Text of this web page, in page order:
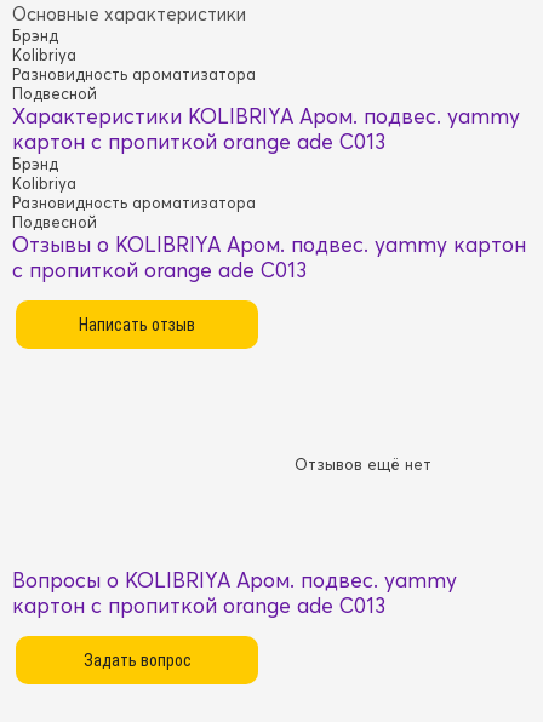
Основные характеристики
Брэнд
Kolibriya
Разновидность ароматизатора
Подвесной
Характеристики KOLIBRIYA Аром. подвес. yammy
картон с пропиткой orange ade C013
Брэнд
Kolibriya
Разновидность ароматизатора
Подвесной
Отзывы о KOLIBRIYA Аром. подвес. yammy картон
с пропиткой orange ade C013
Отзывов ещё нет
Вопросы о KOLIBRIYA Аром. подвес. yammy
картон с пропиткой orange ade C013